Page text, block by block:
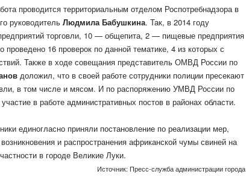
проводится территориальным отделом Роспотребнадзора в
руководитель Людмила Бабушкина. Так, в 2014 году
торговли, 10 — общепита, 2 — пищевые предприятия
16 проверок по данной тематике, 4 из которых с
Также в ходе совещания представитель ОМВД России по
доложил, что в своей работе сотрудники полиции пресекают
в том числе и мясом. И по распоряжению УМВД России по
в работе административных постов в районах области.
единогласно приняли постановление по реализации мер,
и распространения африканской чумы свиней на
в городе Великие Луки.
Источник: Пресс-служба администрации города